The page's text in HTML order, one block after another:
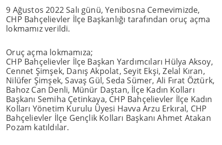
9 Ağustos 2022 Salı günü, Yenibosna Cemevimizde,
CHP Bahçelievler İlçe Başkanlığı tarafından oruç açma
lokmamız verildi.
Oruç açma lokmamıza;
CHP Bahçelievler İlçe Başkan Yardımcıları Hülya Aksoy,
Cennet Şimşek, Danış Akpolat, Seyit Ekşi, Zelal Kıran,
Nilüfer Şimşek, Savaş Gül, Seda Sümer, Ali Fırat Öztürk,
Bahoz Can Denli, Münür Daştan, İlçe Kadın Kolları
Başkanı Semiha Çetinkaya, CHP Bahçelievler İlçe Kadın
Kolları Yönetim Kurulu Üyesi Havva Arzu Erkıral, CHP
Bahçelievler İlçe Gençlik Kolları Başkanı Ahmet Atakan
Pozam katıldılar.